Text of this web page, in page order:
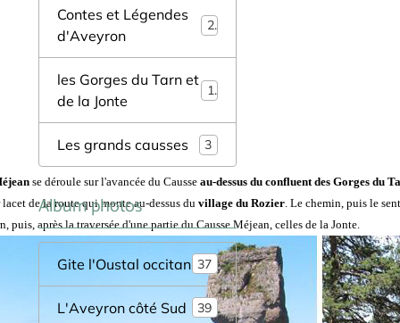
se déroule sur l'avancée du Causse au-dessus du confluent des Gorges du
de la route qui monte au-dessus duvillage du Rozier. Le chemin, puis le
puis, après la traversée d'une partie du Causse Méjean, celles de la Jonte.
Contes et Légendes
d'Aveyron
2
les Gorges du Tarn et
de la Jonte
1
Les grands causses 3
Album photos
Gite l'Oustal occitan 37
L'Aveyron côté Sud 39